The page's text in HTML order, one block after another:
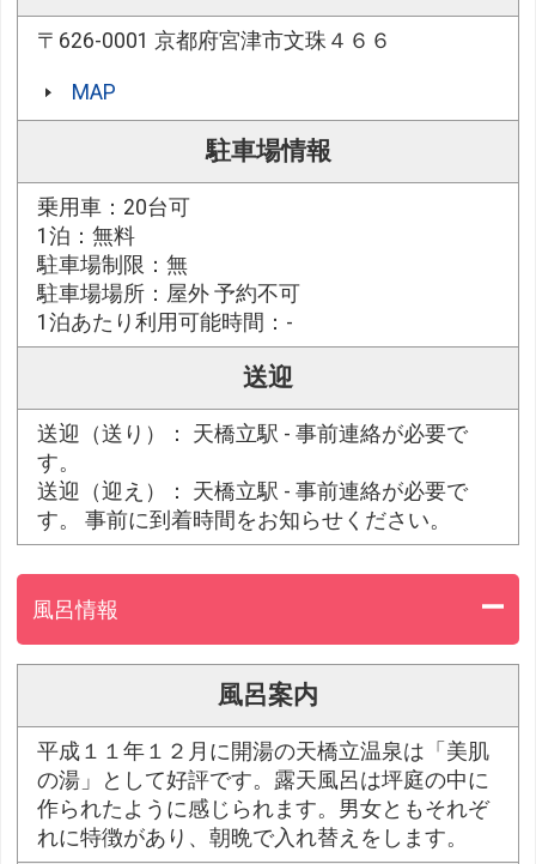
〒626-0001 京都府宮津市文珠４６６
MAP
駐車場情報
乗用車：20台可
1泊：無料
駐車場制限：無
駐車場場所：屋外 予約不可
1泊あたり利用可能時間：-
送迎
送迎（送り）： 天橋立駅 - 事前連絡が必要で
す。
送迎（迎え）： 天橋立駅 - 事前連絡が必要で
す。 事前に到着時間をお知らせください。
風呂情報
風呂案内
平成１１年１２月に開湯の天橋立温泉は「美肌
の湯」として好評です。露天風呂は坪庭の中に
作られたように感じられます。男女ともそれぞ
れに特徴があり、朝晩で入れ替えをします。